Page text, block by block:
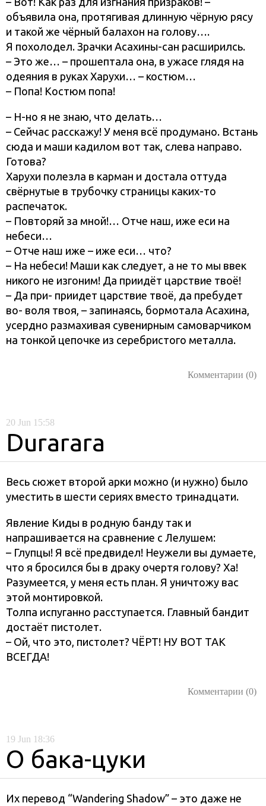
объявила она, протягивая длинную чёрную рясу
и такой же чёрный балахон на голову….
Я похолодел. Зрачки Асахины-сан расширилсь.
– Это же… – прошептала она, в ужасе глядя на
одеяния в руках Харухи… – костюм…
– Попа! Костюм попа!
– Н-но я не знаю, что делать…
– Сейчас расскажу! У меня всё продумано. Встань
сюда и маши кадилом вот так, слева направо.
Готова?
Харухи полезла в карман и достала оттуда
свёрнутые в трубочку страницы каких-то
распечаток.
– Повторяй за мной!… Отче наш, иже еси на
небеси…
– Отче наш иже – иже еси… что?
– На небеси! Маши как следует, а не то мы ввек
никого не изгоним! Да приидёт царствие твоё!
– Да при- приидет царствие твоё, да пребудет
во- воля твоя, – запинаясь, бормотала Асахина,
усердно размахивая сувенирным самоварчиком
на тонкой цепочке из серебристого металла.
Комментарии (0)
20 Jun 15:58
Durarara
Весь сюжет второй арки можно (и нужно) было
уместить в шести сериях вместо тринадцати.
Явление Киды в родную банду так и
напрашивается на сравнение с Лелушем:
– Глупцы! Я всё предвидел! Неужели вы думаете,
что я бросился бы в драку очертя голову? Ха!
Разумеется, у меня есть план. Я уничтожу вас
этой монтировкой.
Толпа испуганно расступается. Главный бандит
достаёт пистолет.
– Ой, что это, пистолет? ЧЁРТ! НУ ВОТ ТАК
ВСЕГДА!
Комментарии (0)
19 Jun 18:36
О бака-цуки
Их перевод “Wandering Shadow” – это даже не